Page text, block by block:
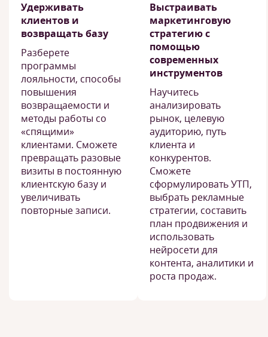
Удерживать
клиентов и
возвращать базу
Разберете
программы
лояльности, способы
повышения
возвращаемости и
методы работы со
«спящими»
клиентами. Сможете
превращать разовые
визиты в постоянную
клиентскую базу и
увеличивать
повторные записи.
Выстраивать
маркетинговую
стратегию с
помощью
современных
инструментов
Научитесь
анализировать
рынок, целевую
аудиторию, путь
клиента и
конкурентов.
Сможете
сформулировать УТП,
выбрать рекламные
стратегии, составить
план продвижения и
использовать
нейросети для
контента, аналитики и
роста продаж.